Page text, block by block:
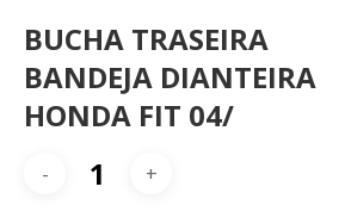
BUCHA TRASEIRA
BANDEJA DIANTEIRA
HONDA FIT 04/